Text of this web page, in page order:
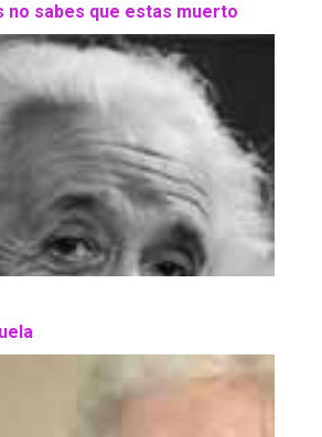
no sabes que estas muerto